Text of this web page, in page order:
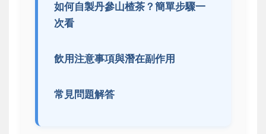
如何自製丹參山楂茶？簡單步驟一
次看
飲用注意事項與潛在副作用
常見問題解答